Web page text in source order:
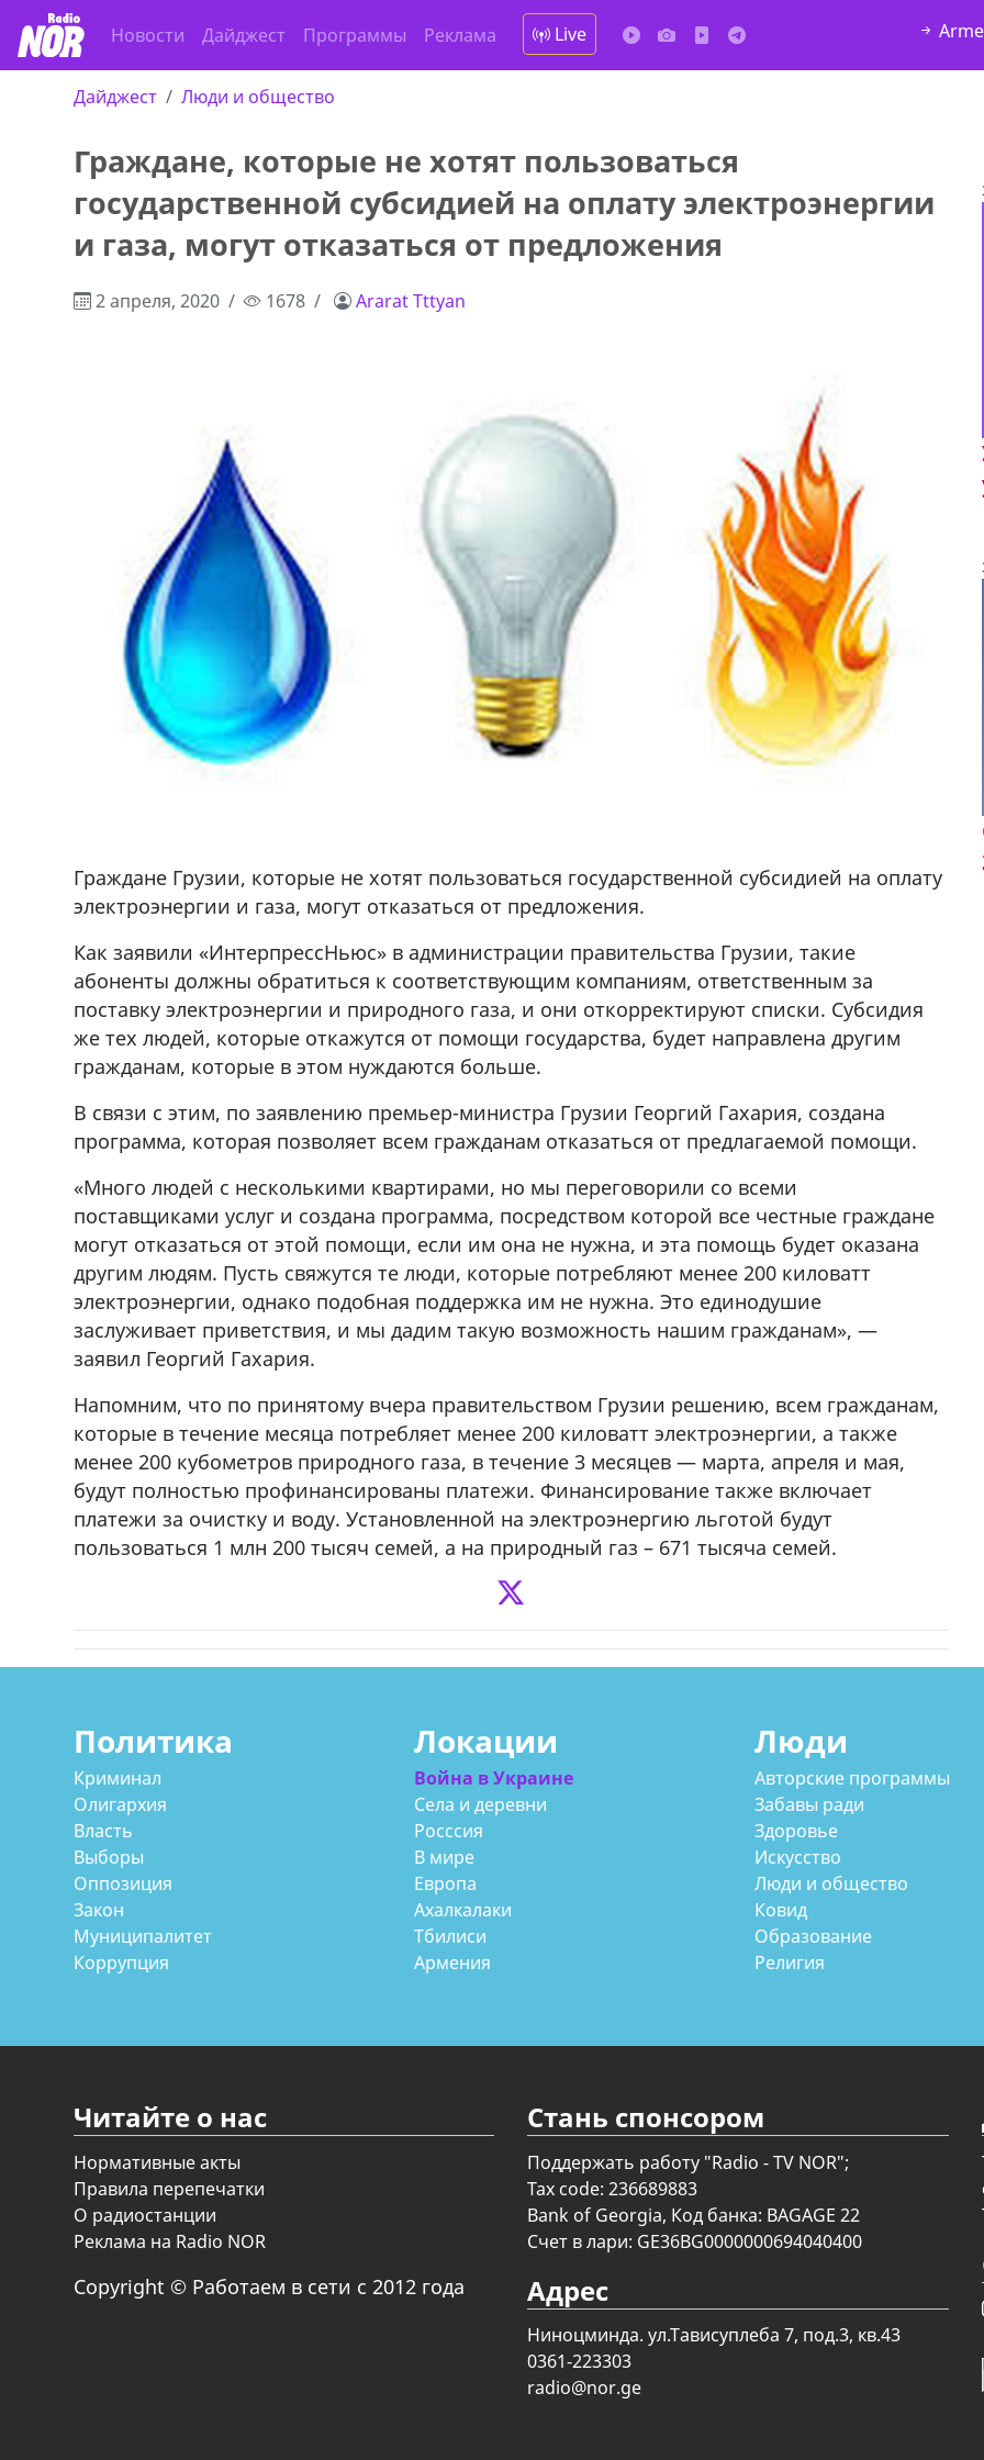
Новости Дайджест Программы Реклама Live
Дайджест Люди и общество
Граждане, которые не хотят пользоваться
государственной субсидией на оплату электроэнергии
и газа, могут отказаться от предложения
2 апреля, 2020 1678 Ararat Tttyan
Граждане Грузии, которые не хотят пользоваться государственной субсидией на оплату
электроэнергии и газа, могут отказаться от предложения.
Как заявили «ИнтерпрессНьюс» в администрации правительства Грузии, такие
абоненты должны обратиться к соответствующим компаниям, ответственным за
поставку электроэнергии и природного газа, и они откорректируют списки. Субсидия
же тех людей, которые откажутся от помощи государства, будет направлена другим
гражданам, которые в этом нуждаются больше.
В связи с этим, по заявлению премьер-министра Грузии Георгий Гахария, создана
программа, которая позволяет всем гражданам отказаться от предлагаемой помощи.
«Много людей с несколькими квартирами, но мы переговорили со всеми
поставщиками услуг и создана программа, посредством которой все честные граждане
могут отказаться от этой помощи, если им она не нужна, и эта помощь будет оказана
другим людям. Пусть свяжутся те люди, которые потребляют менее 200 киловатт
электроэнергии, однако подобная поддержка им не нужна. Это единодушие
заслуживает приветствия, и мы дадим такую возможность нашим гражданам», —
заявил Георгий Гахария.
Напомним, что по принятому вчера правительством Грузии решению, всем гражданам,
которые в течение месяца потребляет менее 200 киловатт электроэнергии, а также
менее 200 кубометров природного газа, в течение 3 месяцев — марта, апреля и мая,
будут полностью профинансированы платежи. Финансирование также включает
платежи за очистку и воду. Установленной на электроэнергию льготой будут
пользоваться 1 млн 200 тысяч семей, а на природный газ – 671 тысяча семей.
Hask
Срочно на трассе Ниноцминда-Цалка
продается объект,+995 574 40 74
71Whatsapp/Viber
Политика
Криминал
Олигархия
Власть
Выборы
Оппозиция
Закон
Муниципалитет
Коррупция
Локации
Война в Украине
Села и деревни
Росссия
В мире
Европа
Ахалкалаки
Тбилиси
Армения
Люди
Авторские программы
Забавы ради
Здоровье
Искусство
Люди и общество
Ковид
Образование
Религия
Читайте о нас
Нормативные акты
Правила перепечатки
О радиостанции
Реклама на Radio NOR
Copyright © Работаем в сети с 2012 года
Стань спонсором
Поддержать работу "Radio - TV NOR";
Tax code: 236689883
Bank of Georgia, Код банка: BAGAGE 22
Счет в лари: GE36BG0000000694040400
Адрес
Ниноцминда. ул.Тависуплеба 7, под.3, кв.43
0361-223303
radio@nor.ge